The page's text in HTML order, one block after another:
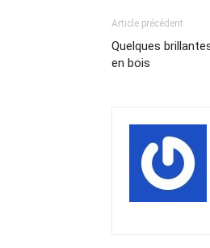
Article précédent
Quelques
en bois